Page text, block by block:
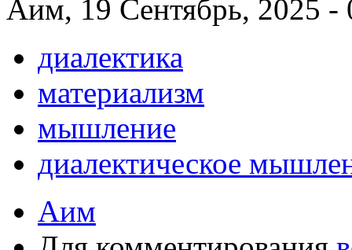
Аим, 19 Сентябрь, 2025 -
диалектика
материализм
мышление
диалектическое
Аим